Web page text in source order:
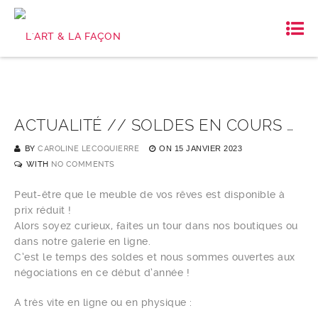
ACTUALITÉ // SOLDES EN COURS …
BY CAROLINE LECOQUIERRE ON 15 JANVIER 2023
WITH NO COMMENTS
Peut-être que le meuble de vos rêves est disponible à
prix réduit !
Alors soyez curieux, faites un tour dans nos boutiques ou
dans notre galerie en ligne.
C’est le temps des soldes et nous sommes ouvertes aux
négociations en ce début d’année !
A très vite en ligne ou en physique :